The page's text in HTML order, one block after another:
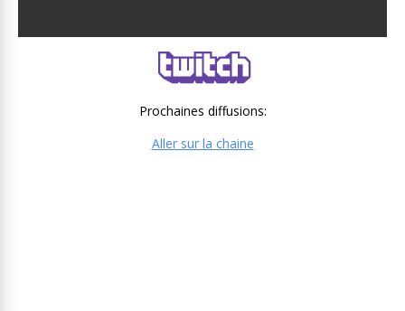
Prochaines diffusions:
Aller sur la chaine